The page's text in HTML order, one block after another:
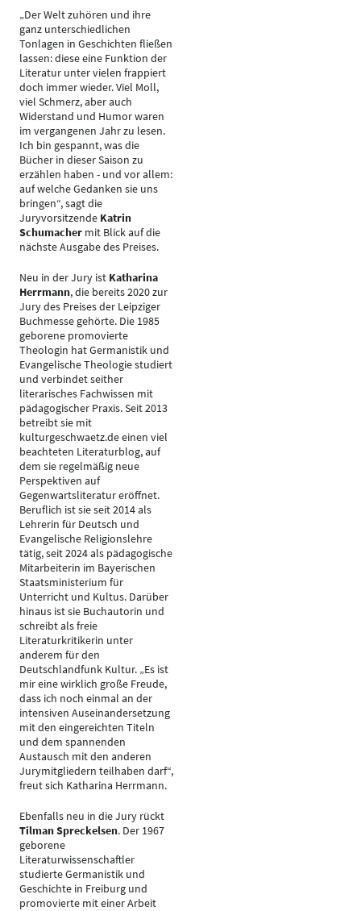
„Der Welt zuhören und ihre
ganz unterschiedlichen
Tonlagen in Geschichten fließen
lassen: diese eine Funktion der
Literatur unter vielen frappiert
doch immer wieder. Viel Moll,
viel Schmerz, aber auch
Widerstand und Humor waren
im vergangenen Jahr zu lesen.
Ich bin gespannt, was die
Bücher in dieser Saison zu
erzählen haben - und vor allem:
auf welche Gedanken sie uns
bringen“, sagt die
Juryvorsitzende Katrin
Schumacher mit Blick auf die
nächste Ausgabe des Preises.
Neu in der Jury ist Katharina
Herrmann, die bereits 2020 zur
Jury des Preises der Leipziger
Buchmesse gehörte. Die 1985
geborene promovierte
Theologin hat Germanistik und
Evangelische Theologie studiert
und verbindet seither
literarisches Fachwissen mit
pädagogischer Praxis. Seit 2013
betreibt sie mit
kulturgeschwaetz.de einen viel
beachteten Literaturblog, auf
dem sie regelmäßig neue
Perspektiven auf
Gegenwartsliteratur eröffnet.
Beruflich ist sie seit 2014 als
Lehrerin für Deutsch und
Evangelische Religionslehre
tätig, seit 2024 als pädagogische
Mitarbeiterin im Bayerischen
Staatsministerium für
Unterricht und Kultus. Darüber
hinaus ist sie Buchautorin und
schreibt als freie
Literaturkritikerin unter
anderem für den
Deutschlandfunk Kultur. „Es ist
mir eine wirklich große Freude,
dass ich noch einmal an der
intensiven Auseinandersetzung
mit den eingereichten Titeln
und dem spannenden
Austausch mit den anderen
Jurymitgliedern teilhaben darf“,
freut sich Katharina Herrmann.
Ebenfalls neu in die Jury rückt
Tilman Spreckelsen. Der 1967
geborene
Literaturwissenschaftler
studierte Germanistik und
Geschichte in Freiburg und
promovierte mit einer Arbeit